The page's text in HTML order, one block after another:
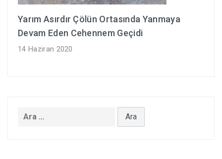
Yarım Asırdır Çölün Ortasında Yanmaya
Devam Eden Cehennem Geçidi
14 Haziran 2020
Arama: